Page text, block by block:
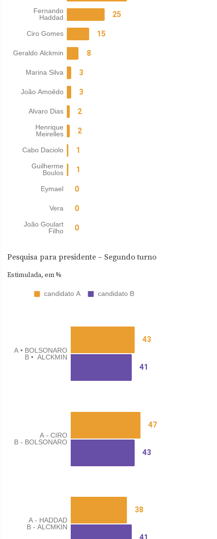
Pesquisa para presidente – Segundo turno
Estimulada, em %